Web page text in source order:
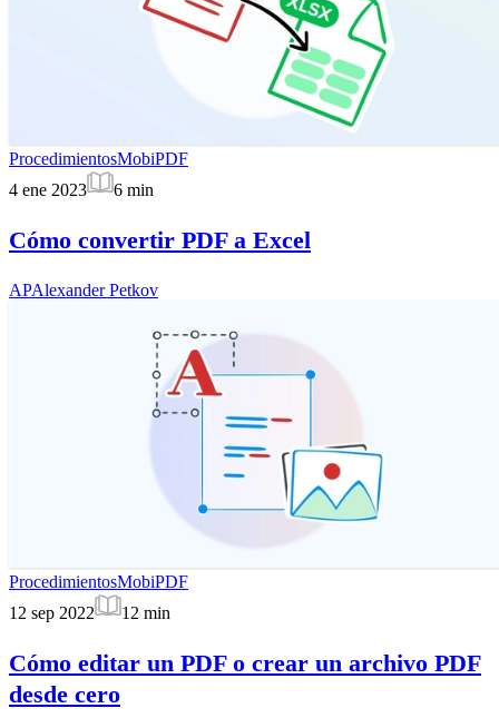
ProcedimientosMobiPDF
4 ene 2023
6 min
Cómo convertir PDF a Excel
APAlexander Petkov
ProcedimientosMobiPDF
12 sep 2022
12 min
Cómo editar un PDF o crear un archivo PDF
desde cero